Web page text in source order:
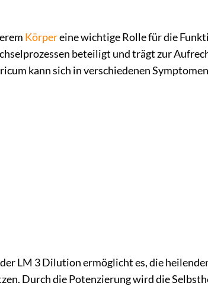
Körpereine wichtige Rolle für die
beteiligt und trägt zur
kann sich in verschiedenen
LM 3 Dilution ermöglicht es, die
Durch die Potenzierung wird die